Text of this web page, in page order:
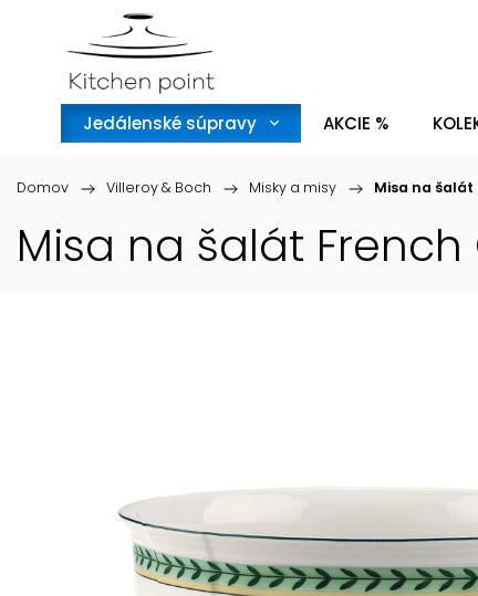
Jedálenské súpravy AKCIE %
Domov / Villeroy & Boch / Misky a misy / Misa na šalát
Misa na šalát